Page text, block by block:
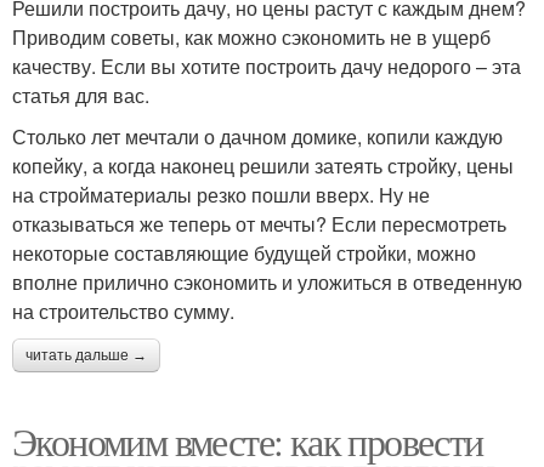
Решили построить дачу, но цены растут с каждым днем?
Приводим советы, как можно сэкономить не в ущерб
качеству. Если вы хотите построить дачу недорого – эта
статья для вас.
Столько лет мечтали о дачном домике, копили каждую
копейку, а когда наконец решили затеять стройку, цены
на стройматериалы резко пошли вверх. Ну не
отказываться же теперь от мечты? Если пересмотреть
некоторые составляющие будущей стройки, можно
вполне прилично сэкономить и уложиться в отведенную
на строительство сумму.
читать дальше →
Экономим вместе: как провести